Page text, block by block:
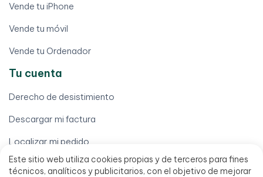
Este sitio web utiliza cookies propias y de terceros para fines
técnicos, analíticos y publicitarios, con el objetivo de mejorar
Vende tu iPhone
Vende tu móvil
Vende tu Ordenador
Tu cuenta
Derecho de desistimiento
Descargar mi factura
Localizar mi pedido
Mi cuenta